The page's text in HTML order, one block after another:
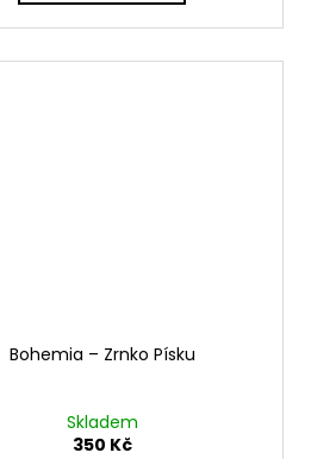
Bohemia ‎– Zrnko Písku
Skladem
350 Kč